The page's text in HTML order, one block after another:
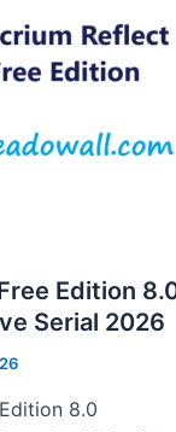
Edition
Serial 2026
8.0